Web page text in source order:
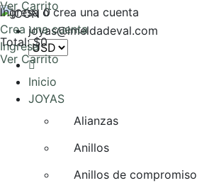
Ver Carrito
Ingresa o crea una cuenta
Crea una cuenta
Ingresa
0
Total: $0
Ver Carrito
joyas@imeldadeval.com
Inicio
JOYAS
Alianzas
Anillos
Anillos de compromiso